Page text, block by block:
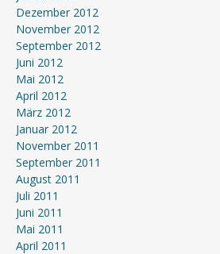
Dezember 2012
November 2012
September 2012
Juni 2012
Mai 2012
April 2012
März 2012
Januar 2012
November 2011
September 2011
August 2011
Juli 2011
Juni 2011
Mai 2011
April 2011